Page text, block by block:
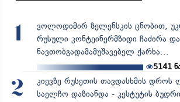
1
ვოლოდიმირ ზელენსკის ცნობით,
რუსული კონტეინერმზიდი ჩაძირა
ნავთობგადამამუშავებელ ქარხა...
5141
2
კიევზე რუსეთის თავდასხმის დროს
საელჩო დაზიანდა - კესტუტის